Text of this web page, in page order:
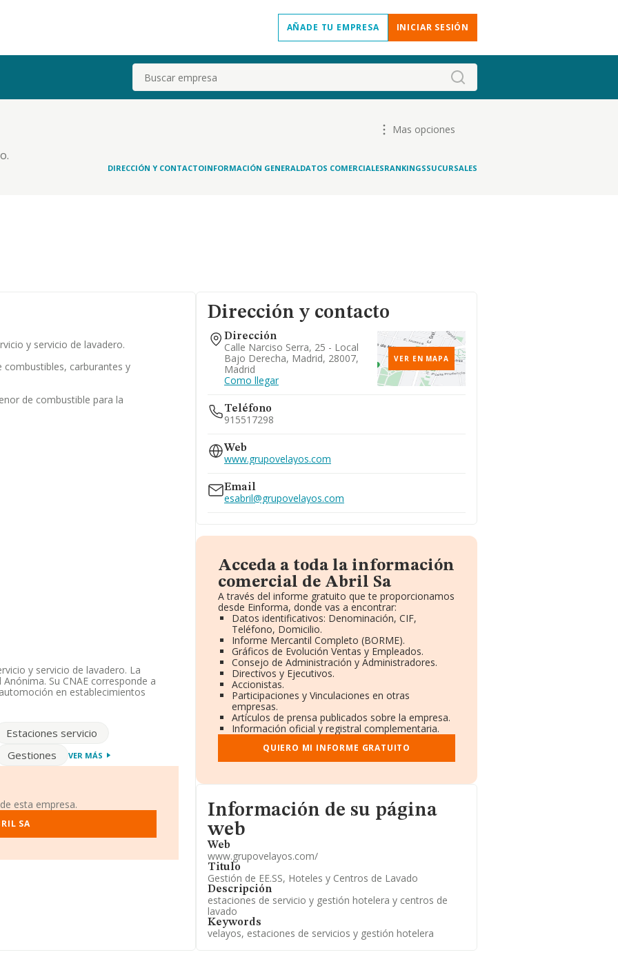
AÑADE TU EMPRESA INICIAR SESIÓN
Buscar
Mas opciones
DIRECCIÓN Y CONTACTOINFORMACIÓN GENERALDATOS COMERCIALESRANKINGSSUCURSALES
y servicio de lavadero.
carburantes y
de combustible para la
y servicio de lavadero. La
Su CNAE corresponde a
en establecimientos
tienen mejor posición:
Villarrobledo Sociedad
del 30.351 al 33.067. Se encuentran
Vitruvio Margon S.L
al 7.946 en el ranking provincial.
y su email es
www.grupovelayos.com.
establecido en Calle Narciso Serra
Estaciones servicio
Gestiones VER MÁS
esta empresa.
SA
Dirección y contacto
Dirección
Calle Narciso Serra, 25 - Local
Bajo Derecha, Madrid, 28007,
Madrid
Como llegar
VER EN MAPA
Teléfono
915517298
Web
www.grupovelayos.com
Email
esabril@grupovelayos.com
Acceda a toda la información
comercial de Abril Sa
A través del informe gratuito que te proporcionamos
desde Einforma, donde vas a encontrar:
Datos identificativos: Denominación, CIF,
Teléfono, Domicilio.
Informe Mercantil Completo (BORME).
Gráficos de Evolución Ventas y Empleados.
Consejo de Administración y Administradores.
Directivos y Ejecutivos.
Accionistas.
Participaciones y Vinculaciones en otras
empresas.
Artículos de prensa publicados sobre la empresa.
Información oficial y registral complementaria.
QUIERO MI INFORME GRATUITO
Informacion de su página web
Información de su página
web
Web
www.grupovelayos.com/
Titulo
Gestión de EE.SS, Hoteles y Centros de Lavado
Descripción
estaciones de servicio y gestión hotelera y centros de
lavado
Keywords
velayos, estaciones de servicios y gestión hotelera